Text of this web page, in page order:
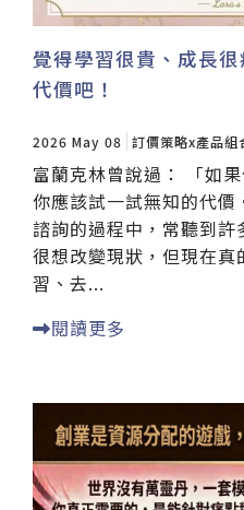
覺得學習很貴、成長
代價吧！
2026 May 08 訂價策略x產品組
富蘭克林曾說過： 「如
你應該試一試無知的代
諮詢的過程中，常聽到
很想改變現狀，但現在真
習、去...
閱讀更多